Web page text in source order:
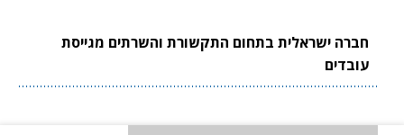
חברה ישראלית בתחום התקשורת והשרתים מגייסת
עובדים